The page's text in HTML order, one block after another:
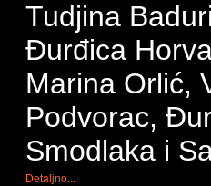
Tudjina
Đurđica
Marina Orlić,
Podvorac,
Smodlaka i
Detaljno...